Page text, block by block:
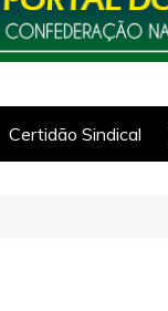
Certidão Sindical